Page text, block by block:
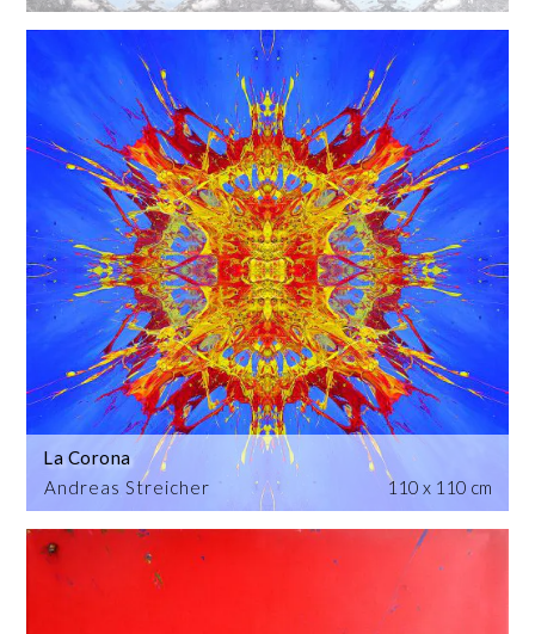
Andreas Streicher
La Corona
110 x 110 cm